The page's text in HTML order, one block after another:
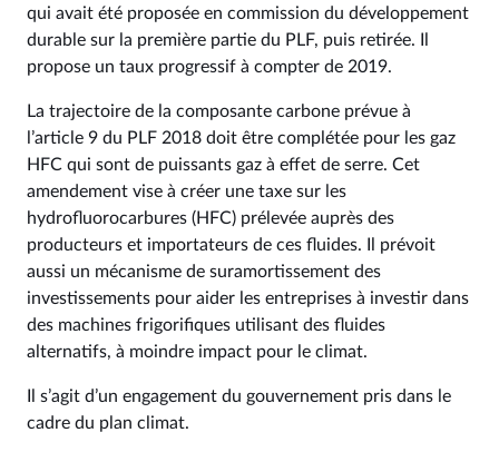
qui avait été proposée en commission du développement
durable sur la première partie du PLF, puis retirée. Il
propose un taux progressif à compter de 2019.
La trajectoire de la composante carbone prévue à
l’article 9 du PLF 2018 doit être complétée pour les gaz
HFC qui sont de puissants gaz à effet de serre. Cet
amendement vise à créer une taxe sur les
hydrofluorocarbures (HFC) prélevée auprès des
producteurs et importateurs de ces fluides. Il prévoit
aussi un mécanisme de suramortissement des
investissements pour aider les entreprises à investir dans
des machines frigorifiques utilisant des fluides
alternatifs, à moindre impact pour le climat.
Il s’agit d’un engagement du gouvernement pris dans le
cadre du plan climat.